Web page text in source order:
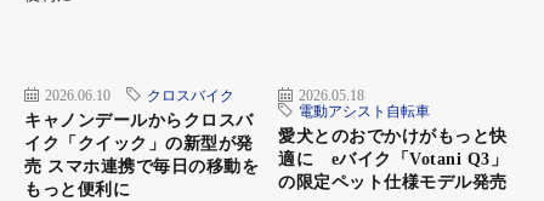
2026.06.10 クロスバイク
キャノンデールからクロスバ
イク「クイック」の新型が発
売 スマホ連携で毎日の移動を
もっと便利に
2026.05.18
電動アシスト自転車
愛犬とのおでかけがもっと快
適に eバイク「Votani Q3」
の限定ペット仕様モデル発売